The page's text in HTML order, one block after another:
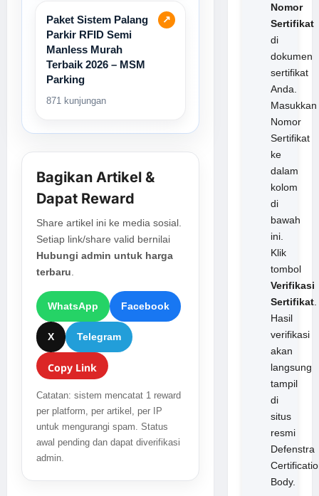
↗
Paket Sistem Palang
Parkir RFID Semi
Manless Murah
Terbaik 2026 – MSM
Parking
871 kunjungan
Bagikan Artikel &
Dapat Reward
Share artikel ini ke media sosial.
Setiap link/share valid bernilai
Hubungi admin untuk harga
terbaru
WhatsApp Facebook
X Telegram
Copy Link
Catatan: sistem mencatat 1 reward
per platform, per artikel, per IP
untuk mengurangi spam. Status
awal pending dan dapat diverifikasi
admin.
Nomor
Sertifikat
di
dokumen
sertifikat
Anda.
Masukkan
Nomor
Sertifikat
ke
dalam
kolom
di
bawah
ini.
Klik
tombol
Verifikasi
Sertifikat.
Hasil
verifikasi
akan
langsung
tampil
di
situs
resmi
Defenstra
Body.